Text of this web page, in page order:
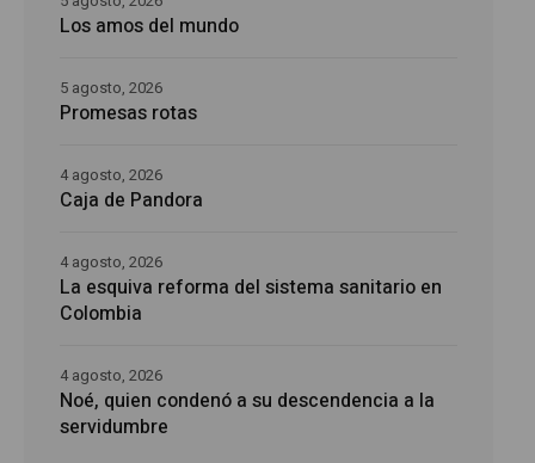
Los amos del mundo
Promesas rotas
5 agosto, 2026
Caja de Pandora
4 agosto, 2026
La esquiva reforma del sistema sanitario en
Colombia
4 agosto, 2026
Noé, quien condenó a su descendencia a la
servidumbre
4 agosto, 2026